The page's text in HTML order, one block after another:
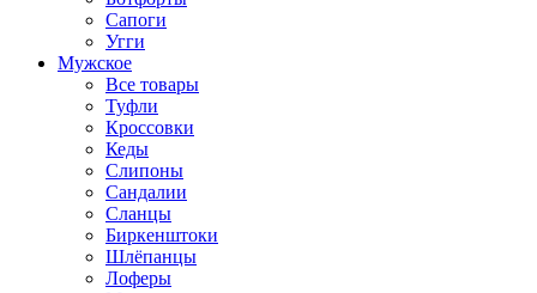
Сапоги
Угги
Мужское
Все товары
Туфли
Кроссовки
Кеды
Слипоны
Сандалии
Сланцы
Биркенштоки
Шлёпанцы
Лоферы